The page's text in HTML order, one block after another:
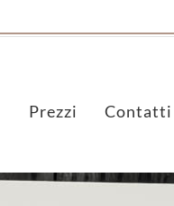
Prezzi Contatti